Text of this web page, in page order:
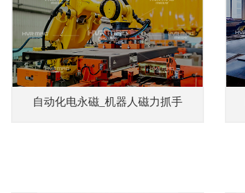
自动化电永磁_机器人磁力抓手